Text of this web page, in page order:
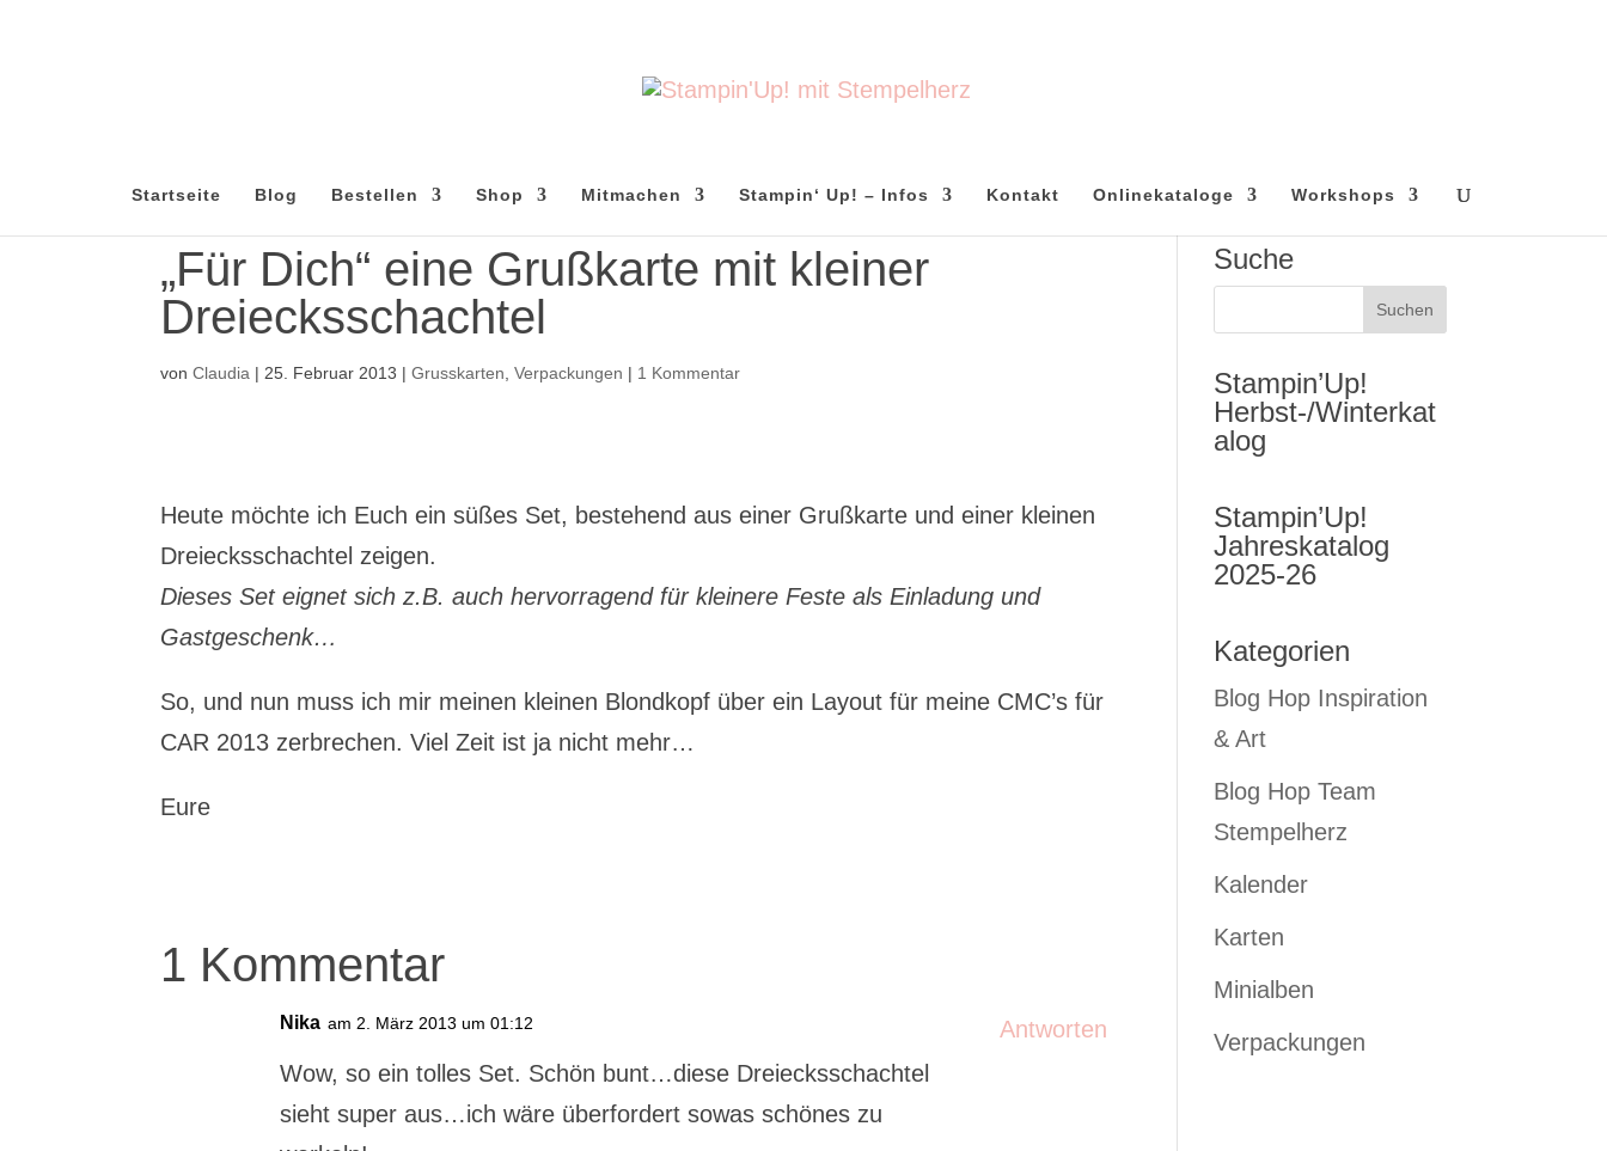
Startseite Blog Bestellen Shop Mitmachen Stampin‘ Up! – Infos Kontakt Onlinekataloge Workshops
„Für Dich“ eine Grußkarte mit kleiner
Dreiecksschachtel
vonClaudia | 25. Februar 2013 |Grusskarten ,Verpackungen | 1 Kommentar
Heute möchte ich Euch ein süßes Set, bestehend aus einer Grußkarte und einer kleinen
Dreiecksschachtel zeigen.
Dieses Set eignet sich z.B. auch hervorragend für kleinere Feste als Einladung und
Gastgeschenk…
So, und nun muss ich mir meinen kleinen Blondkopf über ein Layout für meine CMC’s für
CAR 2013 zerbrechen. Viel Zeit ist ja nicht mehr…
Eure
1 Kommentar
Nika am 2. März 2013 um 01:12
Wow, so ein tolles Set. Schön bunt…diese Dreiecksschachtel
sieht super aus…ich wäre überfordert sowas schönes zu
Antworten
Suche
Stampin’Up!
Herbst-/Winterkat
alog
Stampin’Up!
Jahreskatalog
2025-26
Kategorien
Blog Hop Inspiration
& Art
Blog Hop Team
Stempelherz
Kalender
Karten
Minialben
Verpackungen